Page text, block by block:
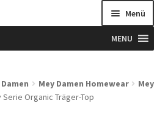
Menü
MENU
Mey Damen Homewear
Mey
Serie Organic Träger-Top